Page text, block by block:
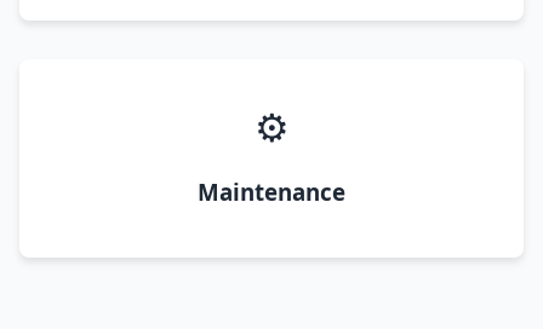
⚙️
Maintenance